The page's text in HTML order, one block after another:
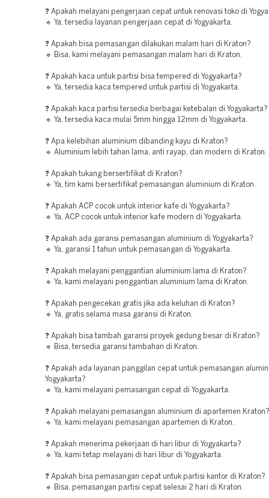
❓ Apakah melayani pengerjaan cepat untuk renovasi toko di
🔹 Ya, tersedia layanan pengerjaan cepat di Yogyakarta.
❓ Apakah bisa pemasangan dilakukan malam hari di Kraton?
🔹 Bisa, kami melayani pemasangan malam hari di Kraton.
❓ Apakah kaca untuk partisi bisa tempered di Yogyakarta?
🔹 Ya, tersedia kaca tempered untuk partisi di Yogyakarta.
❓ Apakah kaca partisi tersedia berbagai ketebalan di Yogyakarta?
🔹 Ya, tersedia kaca mulai 5mm hingga 12mm di Yogyakarta.
❓ Apa kelebihan aluminium dibanding kayu di Kraton?
🔹 Aluminium lebih tahan lama, anti rayap, dan modern di Kraton.
❓ Apakah tukang bersertifikat di Kraton?
🔹 Ya, tim kami bersertifikat pemasangan aluminium di Kraton.
❓ Apakah ACP cocok untuk interior kafe di Yogyakarta?
🔹 Ya, ACP cocok untuk interior kafe modern di Yogyakarta.
❓ Apakah ada garansi pemasangan aluminium di Yogyakarta?
🔹 Ya, garansi 1 tahun untuk pemasangan di Yogyakarta.
❓ Apakah melayani penggantian aluminium lama di Kraton?
🔹 Ya, kami melayani penggantian aluminium lama di Kraton.
❓ Apakah pengecekan gratis jika ada keluhan di Kraton?
🔹 Ya, gratis selama masa garansi di Kraton.
❓ Apakah bisa tambah garansi proyek gedung besar di Kraton?
🔹 Bisa, tersedia garansi tambahan di Kraton.
❓ Apakah ada layanan panggilan cepat untuk pemasangan
Yogyakarta?
🔹 Ya, kami melayani pemasangan cepat di Yogyakarta.
❓ Apakah melayani pemasangan aluminium di apartemen Kraton?
🔹 Ya, kami melayani pemasangan apartemen di Kraton.
❓ Apakah menerima pekerjaan di hari libur di Yogyakarta?
🔹 Ya, kami tetap melayani di hari libur di Yogyakarta.
❓ Apakah bisa pemasangan cepat untuk partisi kantor di Kraton?
🔹 Bisa, pemasangan partisi cepat selesai 2 hari di Kraton.